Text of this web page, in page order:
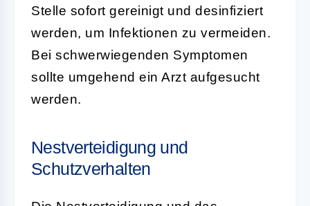
Stelle sofort gereinigt und desinfiziert
werden, um Infektionen zu vermeiden.
Bei schwerwiegenden Symptomen
sollte umgehend ein Arzt aufgesucht
werden.
Nestverteidigung und
Schutzverhalten